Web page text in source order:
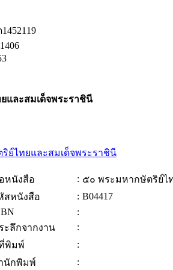
1452119
และสมเด็จพระราชินี
ย์ไทยและสมเด็จพระราชินี
หนังสือ : ๕๐ พระมหากษัตริย์ไ
สหนังสือ
: B04417
:
ะลึกจากงาน
:
พิมพ์
:
นักพิมพ์
: